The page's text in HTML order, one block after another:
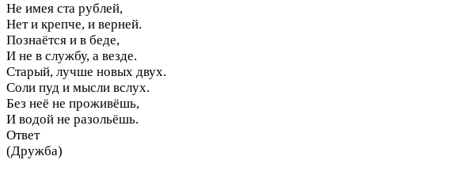
Не имея ста рублей,
Нет и крепче, и верней.
Познаётся и в беде,
И не в службу, а везде.
Старый, лучше новых двух.
Соли пуд и мысли вслух.
Без неё не проживёшь,
И водой не разольёшь.
Ответ
(Дружба)